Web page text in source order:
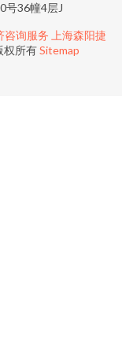
号36幢4层J
咨询服务 上海森阳捷
权所有Sitemap